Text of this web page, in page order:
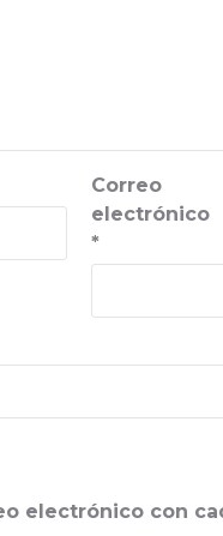
Correo
electrónico
*
electrónico con